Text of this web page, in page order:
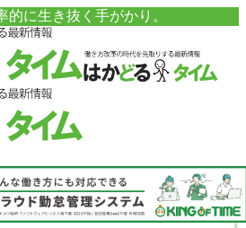
に生き抜く手がかり。